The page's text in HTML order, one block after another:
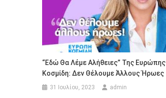
“Εδώ Θα Λέμε Αλήθειες” Της Ευρώπης
Κοσμίδη: Δεν Θέλουμε Άλλους Ήρωες
31 Ιουλίου, 2023 admin